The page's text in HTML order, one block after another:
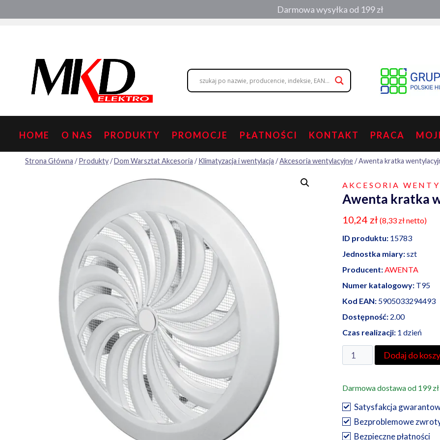
do
Doradztwo, zamówienia telefoniczne: 508 053 391 ,508 686 242
HOME O NAS PRODUKTY PROMOCJE PŁATNOŚCI KONTAKT PRACA
Strona Główna / Produkty/Dom Warsztat Akcesoria / Klimatyzacja i wentylacja /Akcesoria wentylacyjne/Awenta kratka
AKCESORIA
Awenta kratka
10,24 zł (8,33 złnetto)
ID produktu:15783
Jednostka miary:szt
Producent:AWENTA
Numer katalogowy:T95
Kod EAN:5905033294493
Dostępność:2.00
Czas realizacji:1 dzień
ilość
Awenta
wentylacyjna
T
95
Dodaj do
Darmowa dostawa od 199 zł
Satysfakcja
Bezproblemowe
Bezpieczne płatności
Darmowa wysyłka od 199 zł